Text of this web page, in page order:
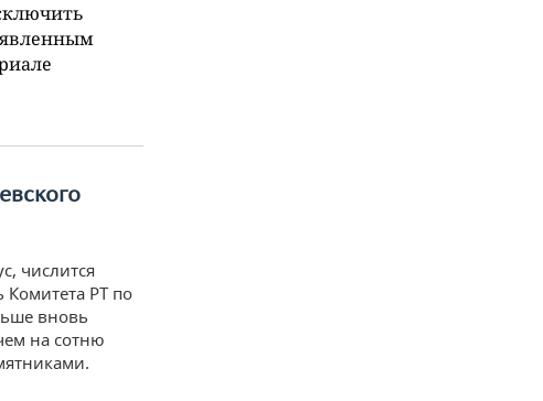
числится
Комитета РТ по
вновь
на сотню